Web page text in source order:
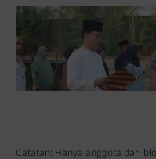
Catatan: Hanya anggota dari